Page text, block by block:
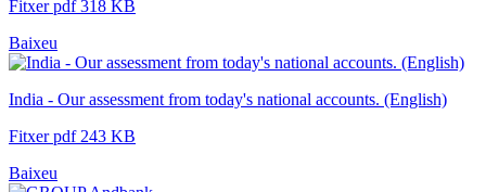
Fitxer pdf 318 KB
Baixeu
India - Our assessment from today's national accounts. (English)
Fitxer pdf 243 KB
Baixeu